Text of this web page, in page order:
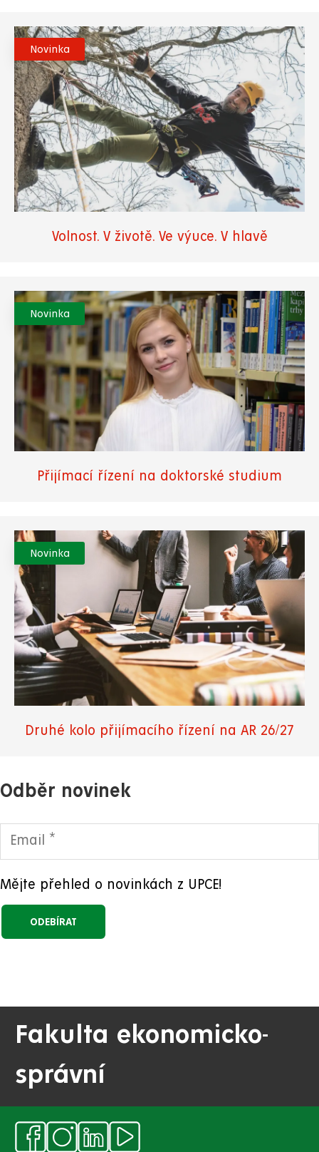
Novinka
Volnost. V životě. Ve výuce. V hlavě
Novinka
Přijímací řízení na doktorské studium
Novinka
Druhé kolo přijímacího řízení na AR 26/27
Odběr novinek
Mějte přehled o novinkách z UPCE!
Fakulta ekonomicko-
správní